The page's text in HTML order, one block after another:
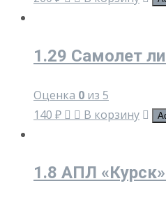
1.29 Самолет
Оценка 0 из 5
140 ₽ В корзину
1.8 АПЛ